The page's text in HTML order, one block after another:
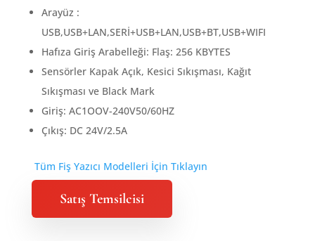
Arayüz :
USB,USB+LAN,SERİ+USB+LAN,USB+BT,USB+WIFI
Hafıza Giriş Arabelleği: Flaş: 256 KBYTES
Sensörler Kapak Açık, Kesici Sıkışması, Kağıt
Sıkışması ve Black Mark
Giriş: AC1OOV-240V50/60HZ
Çıkış: DC 24V/2.5A
Tüm Fiş Yazıcı Modelleri İçin Tıklayın
Satış Temsilcisi